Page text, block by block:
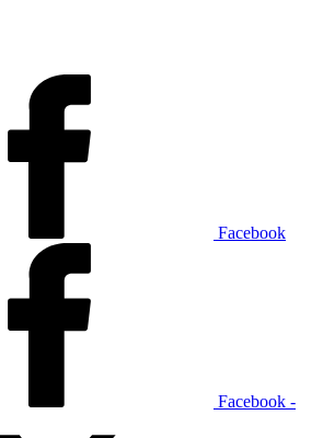
Facebook
Facebook -